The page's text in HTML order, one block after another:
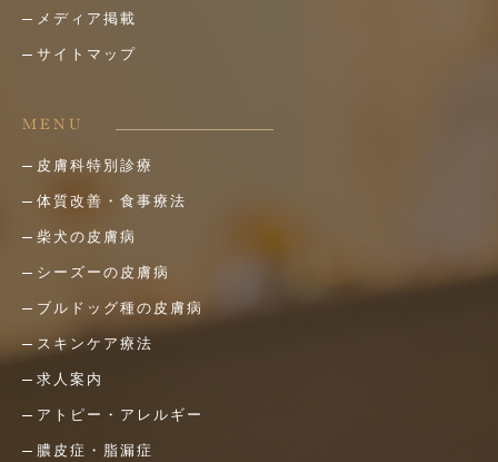
メディア掲載
サイトマップ
MENU
皮膚科特別診療
体質改善・食事療法
柴犬の皮膚病
シーズーの皮膚病
ブルドッグ種の皮膚病
スキンケア療法
求人案内
アトピー・アレルギー
膿皮症・脂漏症